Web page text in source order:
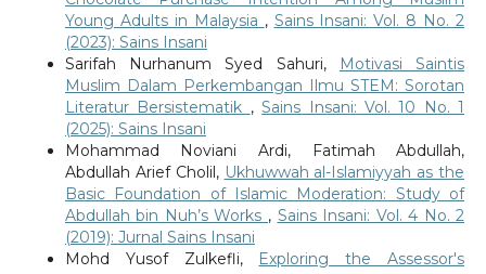
Young Adults in Malaysia , Sains Insani: Vol. 8 No. 2
(2023): Sains Insani
Sarifah Nurhanum Syed Sahuri,
Motivasi Saintis
Muslim Dalam Perkembangan Ilmu STEM: Sorotan
Literatur Bersistematik ,Sains Insani: Vol. 10 No. 1
(2025): Sains Insani
Mohammad Noviani Ardi, Fatimah Abdullah,
Abdullah Arief Cholil, Ukhuwwah al-Islamiyyah as the
Basic Foundation of Islamic Moderation: Study of
Abdullah bin Nuh’s Works , Sains Insani: Vol. 4 No. 2
(2019): Jurnal Sains Insani
Mohd Yusof Zulkefli, Exploring the Assessor's